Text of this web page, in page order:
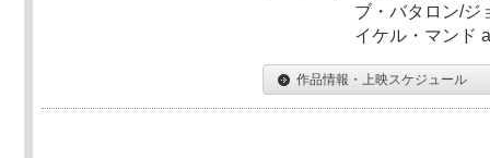
ブ・バタロン/ジ
イケル・マンド
作品情報・上映スケジュール